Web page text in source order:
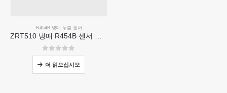
R454B 냉매 누출 센서
05 중
더 읽으십시오